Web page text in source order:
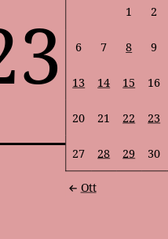
1 2
6 7 8 9
13 14 15 16
20 21 22 23
27 28 29 30
Ott